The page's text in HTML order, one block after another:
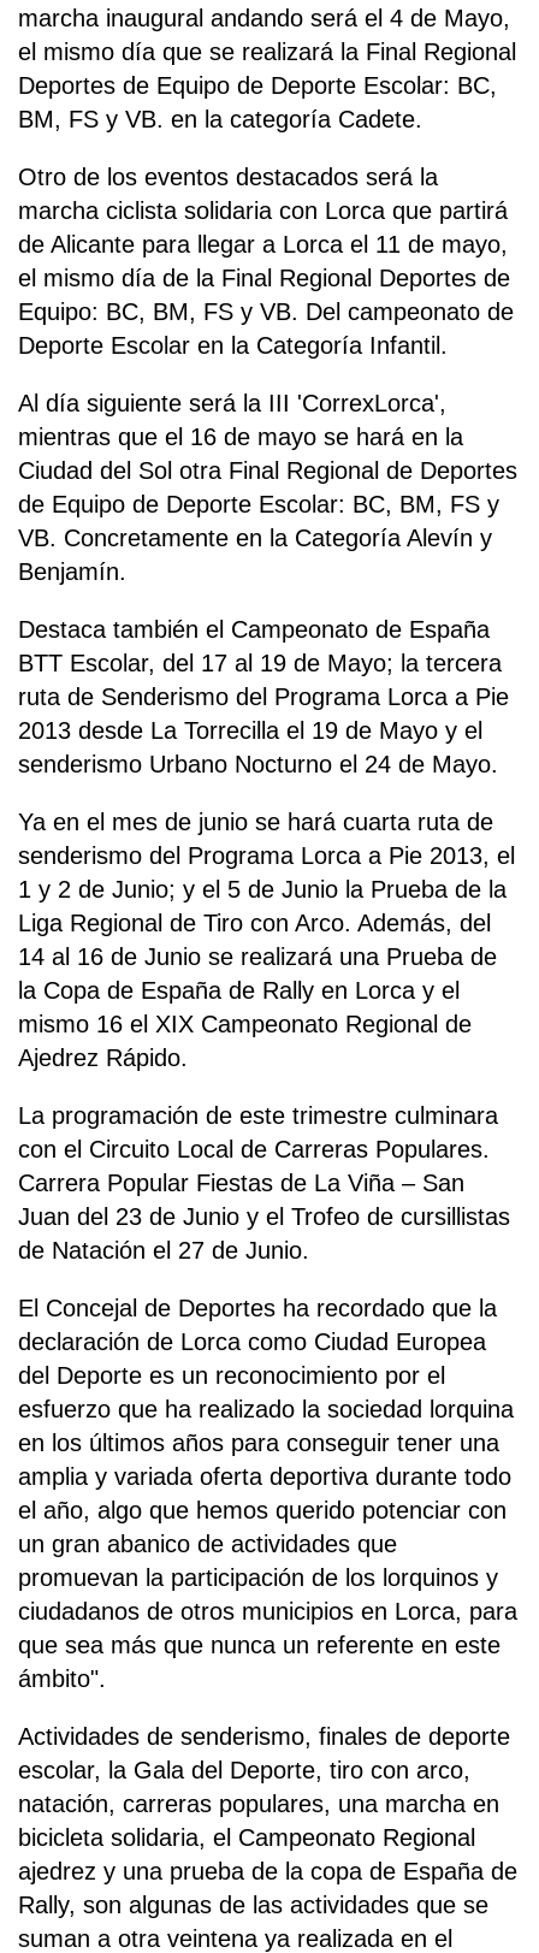
marcha inaugural andando será el 4 de Mayo,
el mismo día que se realizará la Final Regional
Deportes de Equipo de Deporte Escolar: BC,
BM, FS y VB. en la categoría Cadete.
Otro de los eventos destacados será la
marcha ciclista solidaria con Lorca que partirá
de Alicante para llegar a Lorca el 11 de mayo,
el mismo día de la Final Regional Deportes de
Equipo: BC, BM, FS y VB. Del campeonato de
Deporte Escolar en la Categoría Infantil.
Al día siguiente será la III 'CorrexLorca',
mientras que el 16 de mayo se hará en la
Ciudad del Sol otra Final Regional de Deportes
de Equipo de Deporte Escolar: BC, BM, FS y
VB. Concretamente en la Categoría Alevín y
Benjamín.
Destaca también el Campeonato de España
BTT Escolar, del 17 al 19 de Mayo; la tercera
ruta de Senderismo del Programa Lorca a Pie
2013 desde La Torrecilla el 19 de Mayo y el
senderismo Urbano Nocturno el 24 de Mayo.
Ya en el mes de junio se hará cuarta ruta de
senderismo del Programa Lorca a Pie 2013, el
1 y 2 de Junio; y el 5 de Junio la Prueba de la
Liga Regional de Tiro con Arco. Además, del
14 al 16 de Junio se realizará una Prueba de
la Copa de España de Rally en Lorca y el
mismo 16 el XIX Campeonato Regional de
Ajedrez Rápido.
La programación de este trimestre culminara
con el Circuito Local de Carreras Populares.
Carrera Popular Fiestas de La Viña – San
Juan del 23 de Junio y el Trofeo de cursillistas
de Natación el 27 de Junio.
El Concejal de Deportes ha recordado que la
declaración de Lorca como Ciudad Europea
del Deporte es un reconocimiento por el
esfuerzo que ha realizado la sociedad lorquina
en los últimos años para conseguir tener una
amplia y variada oferta deportiva durante todo
el año, algo que hemos querido potenciar con
un gran abanico de actividades que
promuevan la participación de los lorquinos y
ciudadanos de otros municipios en Lorca, para
que sea más que nunca un referente en este
ámbito".
Actividades de senderismo, finales de deporte
escolar, la Gala del Deporte, tiro con arco,
natación, carreras populares, una marcha en
bicicleta solidaria, el Campeonato Regional
ajedrez y una prueba de la copa de España de
Rally, son algunas de las actividades que se
suman a otra veintena ya realizada en el